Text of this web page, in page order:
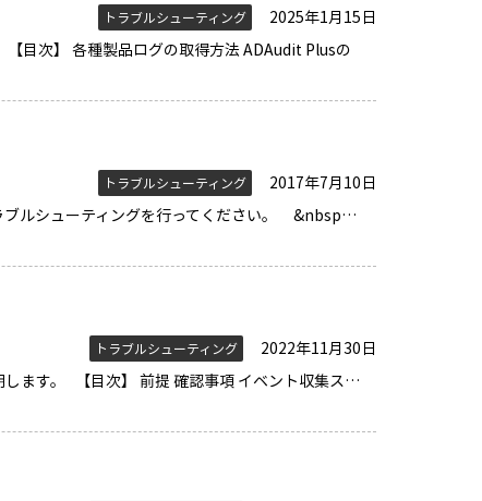
トラブルシューティング
2025年1月15日
目次】 各種製品ログの取得方法 ADAudit Plusの
トラブルシューティング
2017年7月10日
ブルシューティングを行ってください。 &nbsp…
トラブルシューティング
2022年11月30日
ます。 【目次】 前提 確認事項 イベント収集ス…